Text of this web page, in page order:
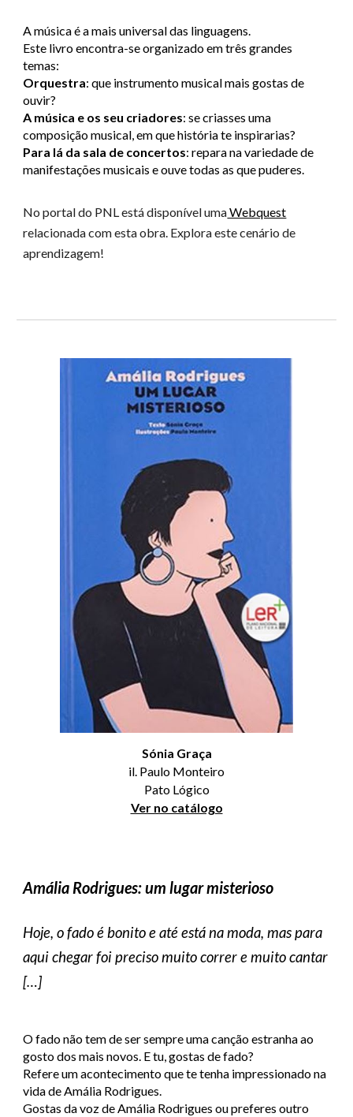
A música é a mais universal das linguagens.
Este livro encontra-se organizado em três grandes
temas:
Orquestra: que instrumento musical mais gostas de
ouvir?
A música e os seu criadores: se criasses uma
composição musical, em que história te inspirarias?
Para lá da sala de concertos: repara na variedade de
manifestações musicais e ouve todas as que puderes.
No portal do PNL está disponível umaWebquest
relacionada com esta obra. Explora este cenário de
aprendizagem!
Sónia Graça
il. Paulo Monteiro
Pato Lógico
Ver no catálogo
Amália Rodrigues: um lugar misterioso
Hoje, o fado é bonito e até está na moda, mas para
aqui chegar foi preciso muito correr e muito cantar
[…]
O fado não tem de ser sempre uma canção estranha ao
gosto dos mais novos. E tu, gostas de fado?
Refere um acontecimento que te tenha impressionado na
vida de Amália Rodrigues.
Gostas da voz de Amália Rodrigues ou preferes outro